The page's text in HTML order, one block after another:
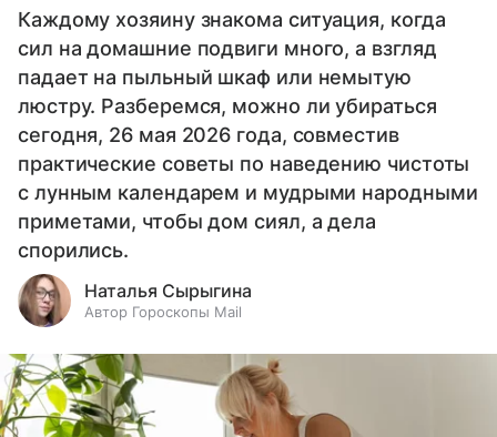
Каждому хозяину знакома ситуация, когда
сил на домашние подвиги много, а взгляд
падает на пыльный шкаф или немытую
люстру. Разберемся, можно ли убираться
сегодня, 26 мая 2026 года, совместив
практические советы по наведению чистоты
с лунным календарем и мудрыми народными
приметами, чтобы дом сиял, а дела
спорились.
Наталья Сырыгина
Автор Гороскопы Mail